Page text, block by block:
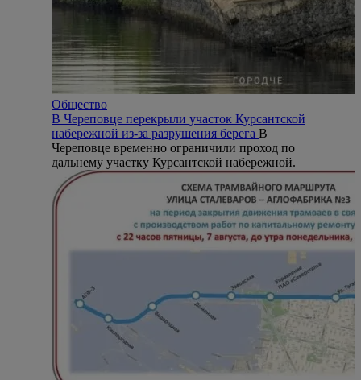
Общество
В Череповце перекрыли участок Курсантской
набережной из-за разрушения берега В
Череповце временно ограничили проход по
дальнему участку Курсантской набережной.